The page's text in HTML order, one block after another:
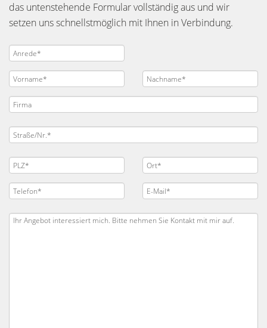
das untenstehende Formular vollständig aus und wir
setzen uns schnellstmöglich mit Ihnen in Verbindung.